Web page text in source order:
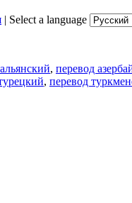
| Select a language
, перевод
, перевод